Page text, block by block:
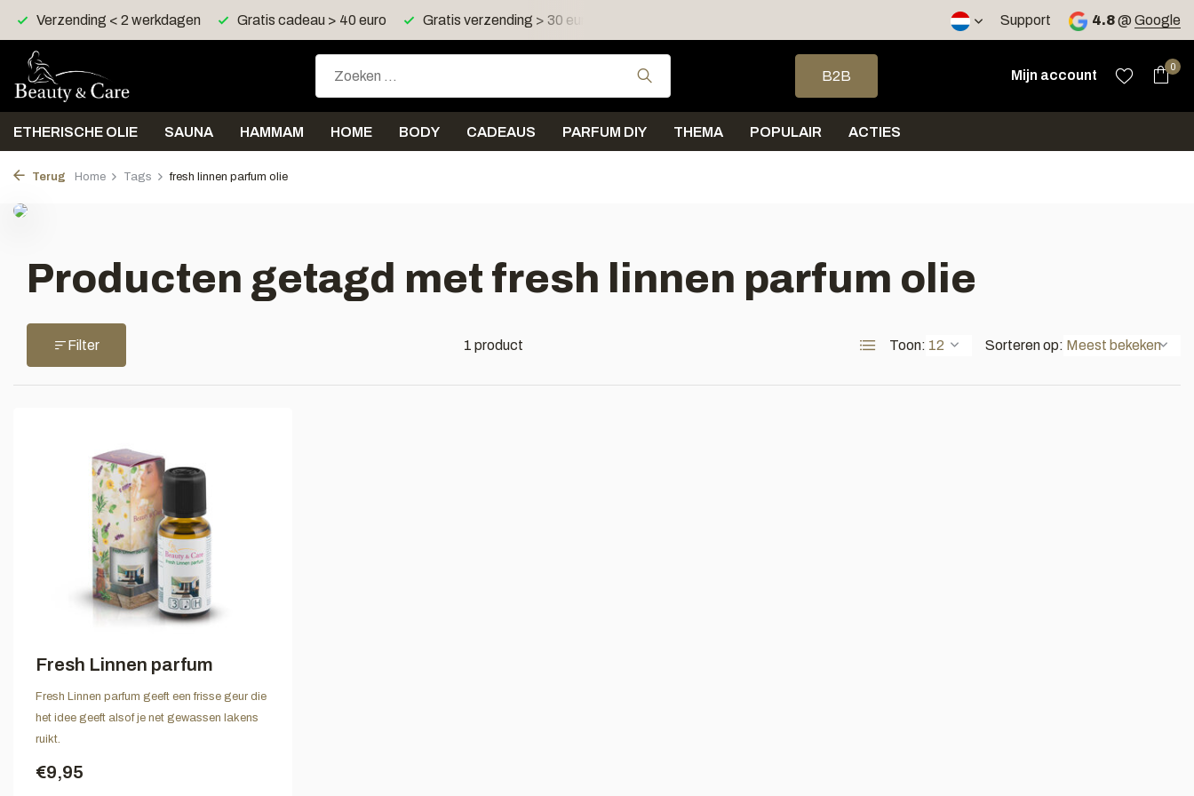
Verzending < 2 werkdagen Gratis cadeau > 40 euro Gratis verzending > 30 euro in NL en BE Support 4.8@ Google
Gebruik de pijltjes op en neer om een beschikbaar resultaat te selecteren. Druk
B2B
Mijn account
0
ETHERISCHE OLIE SAUNA HAMMAM HOME BODY CADEAUS PARFUM DIY THEMA POPULAIR ACTIES
Terug Home Tags fresh linnen parfum olie
Producten getagd met fresh linnen parfum olie
Filter 1 product Toon: Sorteren op:
Fresh Linnen parfum
Fresh Linnen parfum geeft een frisse geur die
het idee geeft alsof je net gewassen lakens
ruikt.
€9,95